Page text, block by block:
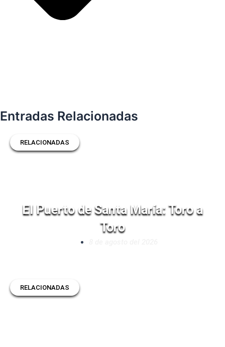
Entradas Relacionadas
RELACIONADAS
El Puerto de Santa María: Toro a
Toro
RELACIONADAS